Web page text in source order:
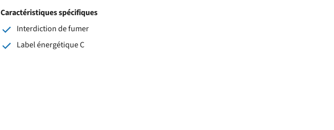
Caractéristiques spécifiques
Interdiction de fumer
Label énergétique C